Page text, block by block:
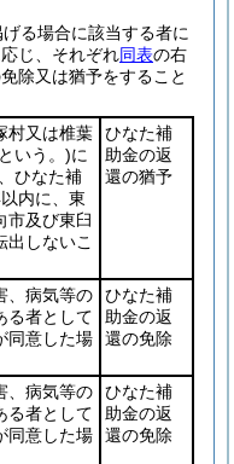
る場合に該当する者に
じ、それぞれ同表の右
除又は猶予をすること
村又は椎葉
いう。)に
ひなた補
内に、東
市及び東臼
出しないこ
ひなた補
助金の返
還の猶予
、病気等の
る者として
同意した場
ひなた補
助金の返
還の免除
、病気等の
る者として
同意した場
ひなた補
助金の返
還の免除